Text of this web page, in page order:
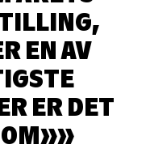
EN AV
ER DET